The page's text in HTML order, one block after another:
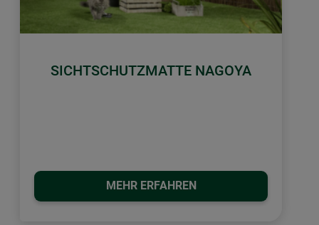
SICHTSCHUTZMATTE NAGOYA
MEHR ERFAHREN